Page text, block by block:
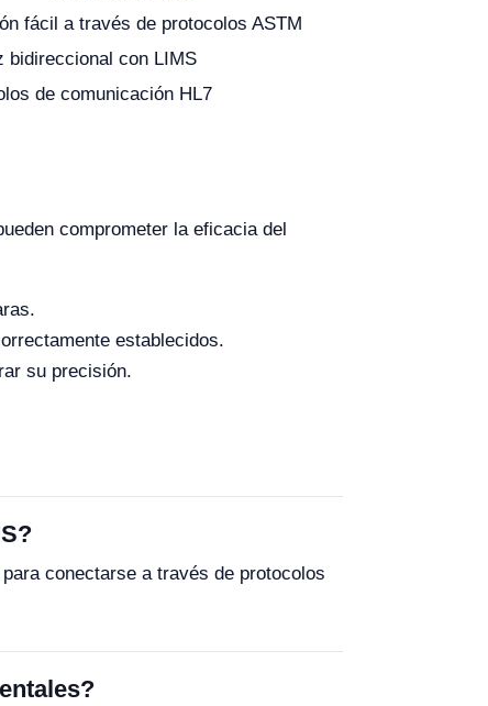
fácil a través de protocolos ASTM
bidireccional con LIMS
de comunicación HL7
comprometer la eficacia del
establecidos.
su precisión.
conectarse a través de protocolos